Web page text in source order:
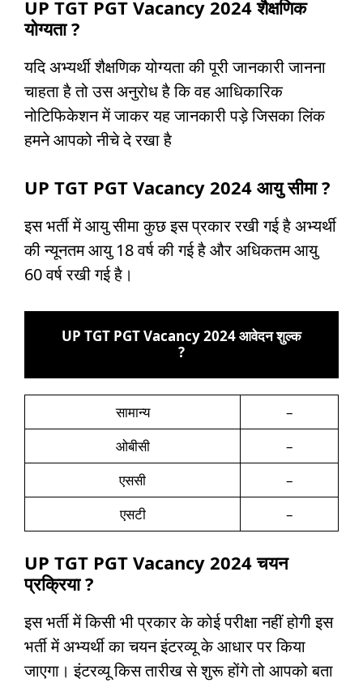
UP TGT PGT Vacancy 2024 शैक्षणिक
योग्यता ?
यदि अभ्यर्थी शैक्षणिक योग्यता की पूरी जानकारी जानना
चाहता है तो उस अनुरोध है कि वह आधिकारिक
नोटिफिकेशन में जाकर यह जानकारी पड़े जिसका लिंक
हमने आपको नीचे दे रखा है
UP TGT PGT Vacancy 2024 आयु सीमा ?
इस भर्ती में आयु सीमा कुछ इस प्रकार रखी गई है अभ्यर्थी
की न्यूनतम आयु 18 वर्ष की गई है और अधिकतम आयु
60 वर्ष रखी गई है।
UP TGT PGT Vacancy 2024 आवेदन शुल्क
?
सामान्य
–
ओबीसी
–
एससी
–
एसटी
–
UP TGT PGT Vacancy 2024 चयन
प्रक्रिया ?
इस भर्ती में किसी भी प्रकार के कोई परीक्षा नहीं होगी इस
भर्ती में अभ्यर्थी का चयन इंटरव्यू के आधार पर किया
जाएगा। इंटरव्यू किस तारीख से शुरू होंगे तो आपको बता